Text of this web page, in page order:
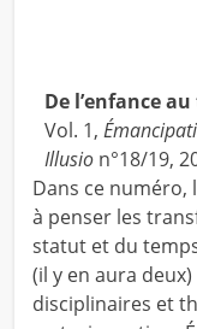
De l’enfance
Vol. 1,
Illusion°18/19,
Dans ce numéro,
à penser les
statut et du
(il y en aura
disciplinaires et